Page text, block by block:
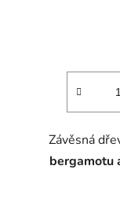
Závěsná
bergamotu